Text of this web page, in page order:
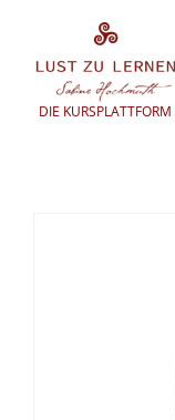
springen
DIE KURSPLATTFORM